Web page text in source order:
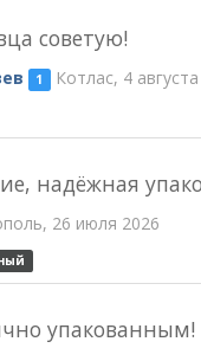
советую!
1 Котлас, 4
надёжная
26 июля 2026
упакованным!